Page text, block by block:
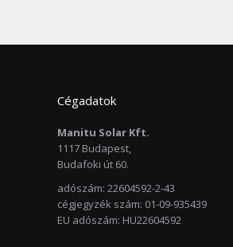
Cégadatok
Manitu Solar Kft.
1117 Budapest,
Budafoki út 60.
adószám: 22604592-2-43
cégjegyzék szám: 01-09-935439
EU adószám: HU22604592